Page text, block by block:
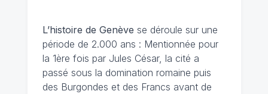
L’histoire de Genève se déroule sur une
période de 2.000 ans : Mentionnée pour
la 1ère fois par Jules César, la cité a
passé sous la domination romaine puis
des Burgondes et des Francs avant de